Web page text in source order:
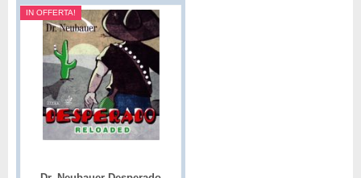
IN OFFERTA!